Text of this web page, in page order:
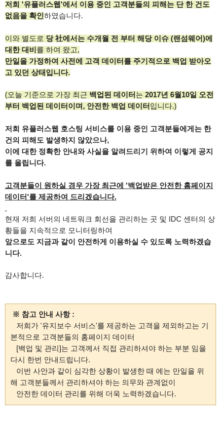
저희 '유플러스웹'​에서 이용 중인 고객분들의 피해는 단 한 건도
없음을 확인 하였습니다.
이와 별도로 당 社에서는 수개월 전 부터 해당 이슈 (랜섬웨어)에
대한 대비 를 하여 왔고,
만일을 가정하여 사전에
고객 데이터를 주기적으로 백업 받아오
고 있던 상태입니다.
(오늘 기준으로 가장 최근 백업된 데이터 는 2017년 6월10일 오전
부터 백업된 데이터이며, 안전한 백업 데이터 입니다.)
저희 유플러스웹 호스팅 서비스를 이용 중인 고객분들에게는 한
건의 피해도 발생하지 않았으나,
이에 대한 정확한 안내와 사실을 알려드리기 위하여 이렇게 공지
를 올립니다.
고객분들이 원하실 경우 가장 최근에 '백업받은 안전한 홈페이지
데이터'를 제공하여 드리겠습니다.
현재 저희 서버의 네트워크 회선을 관리하는 곳 및 IDC 센터의 상
황들을 지속적으로 모니터링하여
앞으로도 지금과 같이 안전하게 이용하실 수 있도록 노력하겠습
니다.
감사합니다.
※ 참고 안내 사항 :
저희가 '유지보수 서비스'를 제공하는 고객을 제외하고는 기
본적으로 고객분들의 홈페이지 데이터
[백업 및 관리]는 고객께서 직접 관리하셔야 하는 부분 임을
다시 한번 안내드립니다.
이번 사안과 같이 심각한 상황이 발생한 때 에는 만일을 위
해 고객분들께서 관리하셔야 하는 의무와 관계없이
안전한 데이터 관리를 위해 더욱 노력하겠습니다.